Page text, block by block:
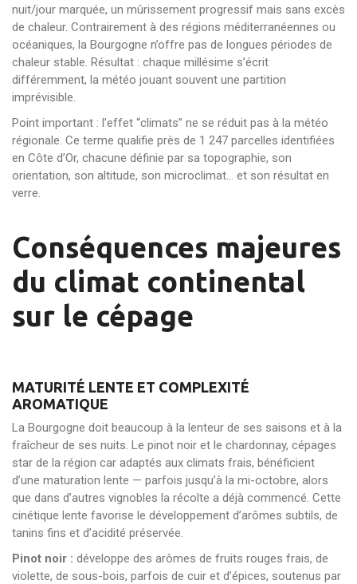
nuit/jour marquée, un mûrissement progressif mais sans excès
de chaleur. Contrairement à des régions méditerranéennes ou
océaniques, la Bourgogne n’offre pas de longues périodes de
chaleur stable. Résultat : chaque millésime s’écrit
différemment, la météo jouant souvent une partition
imprévisible.
Point important : l’effet “climats” ne se réduit pas à la météo
régionale. Ce terme qualifie près de 1 247 parcelles identifiées
en Côte d’Or, chacune définie par sa topographie, son
orientation, son altitude, son microclimat… et son résultat en
verre.
Conséquences majeures
du climat continental
sur le cépage
MATURITÉ LENTE ET COMPLEXITÉ
AROMATIQUE
La Bourgogne doit beaucoup à la lenteur de ses saisons et à la
fraîcheur de ses nuits. Le pinot noir et le chardonnay, cépages
star de la région car adaptés aux climats frais, bénéficient
d’une maturation lente — parfois jusqu’à la mi-octobre, alors
que dans d’autres vignobles la récolte a déjà commencé. Cette
cinétique lente favorise le développement d’arômes subtils, de
tanins fins et d’acidité préservée.
Pinot noir : développe des arômes de fruits rouges frais, de
violette, de sous-bois, parfois de cuir et d’épices, soutenus par